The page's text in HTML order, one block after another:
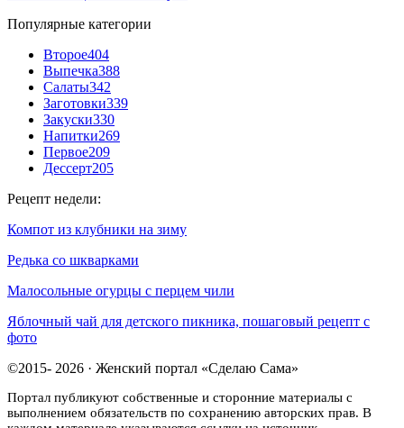
Популярные категории
Второе404
Выпечка388
Салаты342
Заготовки339
Закуски330
Напитки269
Первое209
Дессерт205
Рецепт недели:
Компот из клубники на зиму
Редька со шкварками
Малосольные огурцы с перцем чили
Яблочный чай для детского пикника, пошаговый рецепт с
фото
©2015- 2026 · Женский портал «Сделаю Сама»
Портал публикуют собственные и сторонние материалы с
выполнением обязательств по сохранению авторских прав. В